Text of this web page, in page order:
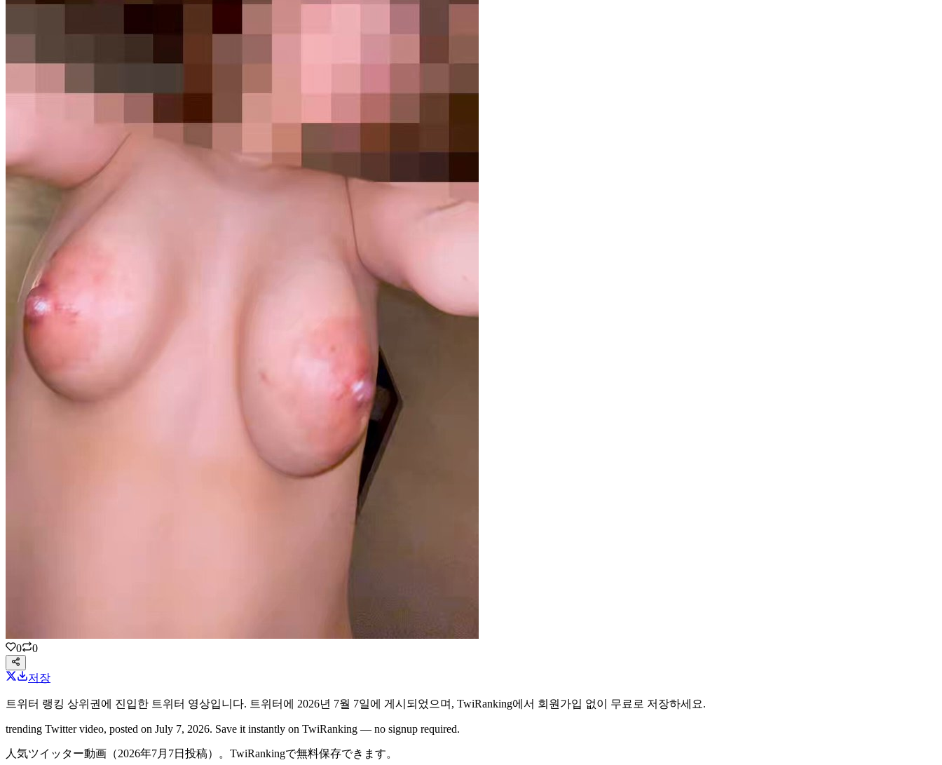
0 0
저장
트위터 랭킹 상위권에 진입한 트위터 영상입니다. 트위터에 2026년 7월 7일에 게시되었으며, TwiRanking에서 회원가입 없이 무료로 저장하세요.
trending Twitter video, posted on July 7, 2026. Save it instantly on TwiRanking — no signup required.
人気ツイッター動画 （2026年7月7日投稿） 。TwiRankingで無料保存できます。